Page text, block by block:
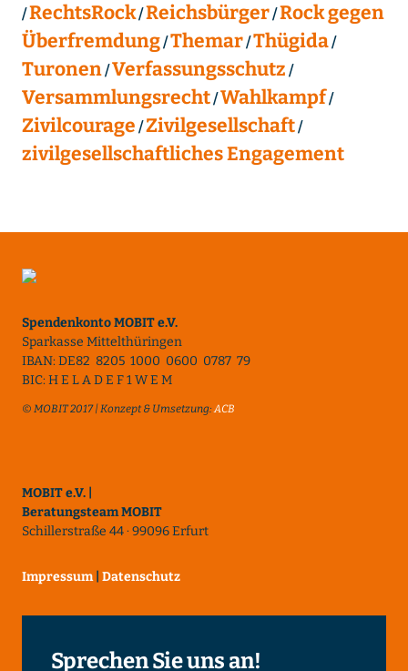
RechtsRock Reichsbürger Rock gegen
Überfremdung Themar Thügida
Turonen Verfassungsschutz
Versammlungsrecht Wahlkampf
Zivilcourage Zivilgesellschaft
zivilgesellschaftliches Engagement
Spendenkonto MOBIT e.V.
Sparkasse Mittelthüringen
IBAN: DE82 8205 1000 0600 0787 79
BIC: H E L A D E F 1 W E M
© MOBIT 2017 | Konzept & Umsetzung:ACB
MOBIT e.V. |
Beratungsteam MOBIT
Schillerstraße 44 · 99096 Erfurt
Impressum Datenschutz
Sprechen Sie uns an!